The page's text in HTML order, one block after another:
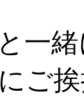
一緒
ご